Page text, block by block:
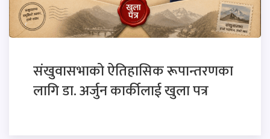
संखुवासभाको ऐतिहासिक रूपान्तरणका
लागि डा. अर्जुन कार्कीलाई खुला पत्र